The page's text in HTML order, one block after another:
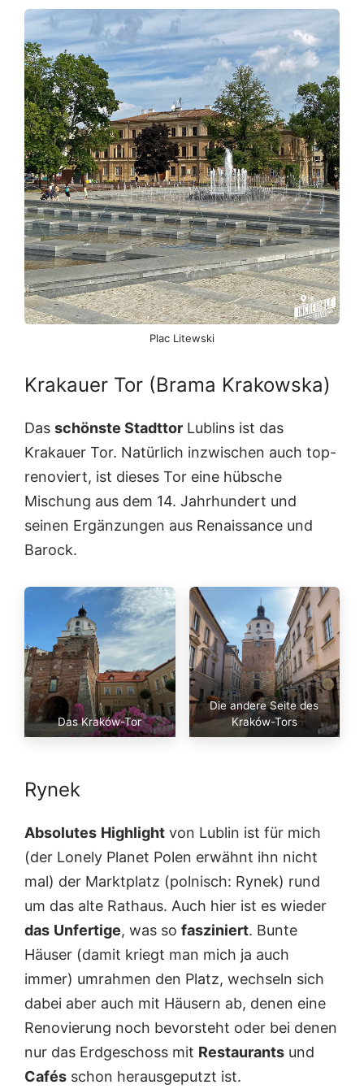
Plac Litewski
Krakauer Tor (Brama Krakowska)
Das schönste Stadttor Lublins ist das
Krakauer Tor. Natürlich inzwischen auch top-
renoviert, ist dieses Tor eine hübsche
Mischung aus dem 14. Jahrhundert und
seinen Ergänzungen aus Renaissance und
Barock.
Das Kraków-Tor
Die andere Seite des
Kraków-Tors
Rynek
Absolutes Highlight von Lublin ist für mich
(der Lonely Planet Polen erwähnt ihn nicht
mal) der Marktplatz (polnisch: Rynek) rund
um das alte Rathaus. Auch hier ist es wieder
das Unfertige, was so fasziniert. Bunte
Häuser (damit kriegt man mich ja auch
immer) umrahmen den Platz, wechseln sich
dabei aber auch mit Häusern ab, denen eine
Renovierung noch bevorsteht oder bei denen
nur das Erdgeschoss mit Restaurants und
Cafés schon herausgeputzt ist.